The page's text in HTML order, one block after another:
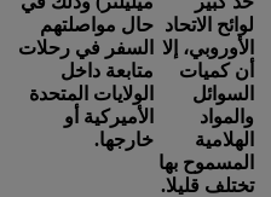
لوائح الاتحاد
الأوروبي، إلا
أن كميات
السوائل
والمواد
الهلامية
المسموح بها
تختلف قليلا.
حال مواصلتهم
السفر في رحلات
متابعة داخل
الولايات المتحدة
الأميركية أو
خارجها.